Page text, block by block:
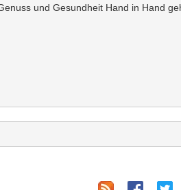
und Gesundheit Hand in Hand